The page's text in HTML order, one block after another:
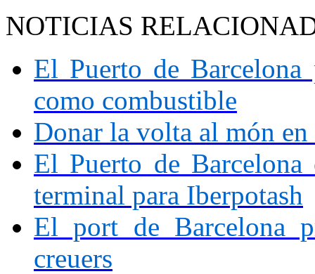
NOTICIAS
El Puerto de
como combustible
Donar la volta al món
El Puerto de
terminal para Iberpotash
El port de Barcelona
creuers